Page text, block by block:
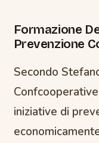
Formazione
Prevenzione
Secondo
iniziative di